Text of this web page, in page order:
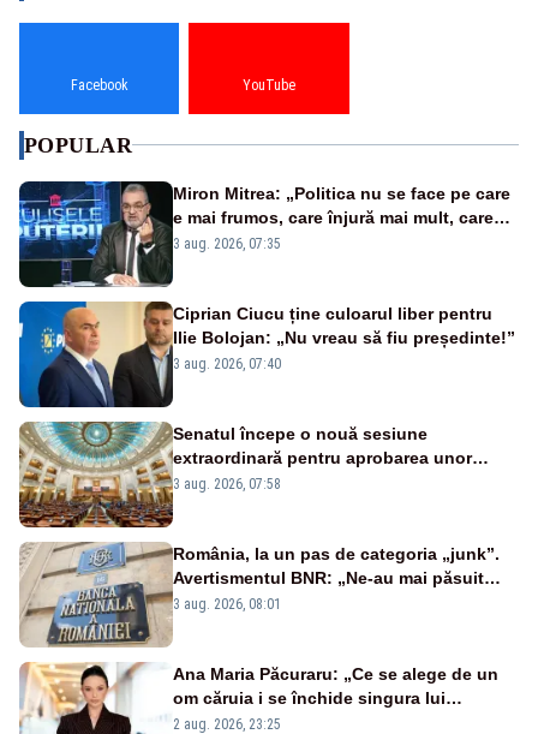
Facebook YouTube
POPULAR
Miron Mitrea: „Politica nu se face pe care
e mai frumos, care înjură mai mult, care
țipă mai tare, ci pe proiecte”
3 aug. 2026, 07:35
Ciprian Ciucu ține culoarul liber pentru
Ilie Bolojan: „Nu vreau să fiu președinte!”
3 aug. 2026, 07:40
Senatul începe o nouă sesiune
extraordinară pentru aprobarea unor
jaloane din PNRR
3 aug. 2026, 07:58
România, la un pas de categoria „junk”.
Avertismentul BNR: „Ne-au mai păsuit
pentru câteva luni”
3 aug. 2026, 08:01
Ana Maria Păcuraru: „Ce se alege de un
om căruia i se închide singura lui
portiță?”
2 aug. 2026, 23:25